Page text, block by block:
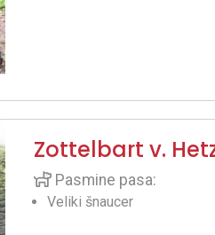
Zottelbart v.
Pasmine pasa:
Veliki šnaucer